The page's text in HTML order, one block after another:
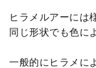
ヒラメルアーには
同じ形状でも色に
一般的にヒラメに